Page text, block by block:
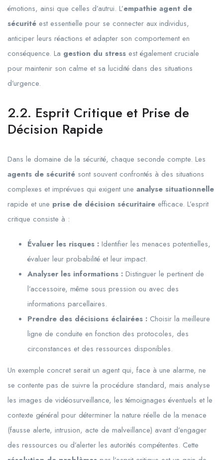
émotions, ainsi que celles d’autrui. L’empathie agent de
sécurité est essentielle pour se connecter aux individus,
anticiper leurs réactions et adapter son comportement en
conséquence. La gestion du stress est également cruciale
pour maintenir son calme et sa lucidité dans des situations
d’urgence.
2.2. Esprit Critique et Prise de
Décision Rapide
Dans le domaine de la sécurité, chaque seconde compte. Les
agents de sécurité sont souvent confrontés à des situations
complexes et imprévues qui exigent une analyse situationnelle
rapide et une prise de décision sécuritaire efficace. L’esprit
critique consiste à :
Évaluer les risques : Identifier les menaces potentielles,
évaluer leur probabilité et leur impact.
Analyser les informations : Distinguer le pertinent de
l’accessoire, même sous pression ou avec des
informations parcellaires.
Prendre des décisions éclairées : Choisir la meilleure
ligne de conduite en fonction des protocoles, des
circonstances et des ressources disponibles.
Un exemple concret serait un agent qui, face à une alarme, ne
se contente pas de suivre la procédure standard, mais analyse
les images de vidéosurveillance, les témoignages éventuels et le
contexte général pour déterminer la nature réelle de la menace
(fausse alerte, intrusion, acte de malveillance) avant d’engager
des ressources ou d’alerter les autorités compétentes. Cette